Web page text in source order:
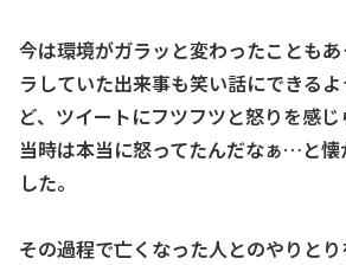
今は環境がガラッと変わったことも
ラしていた出来事も笑い話にできる
ど、ツイートにフツフツと怒りを感
当時は本当に怒ってたんだなぁ…と
した。
その過程で亡くなった人とのやりと